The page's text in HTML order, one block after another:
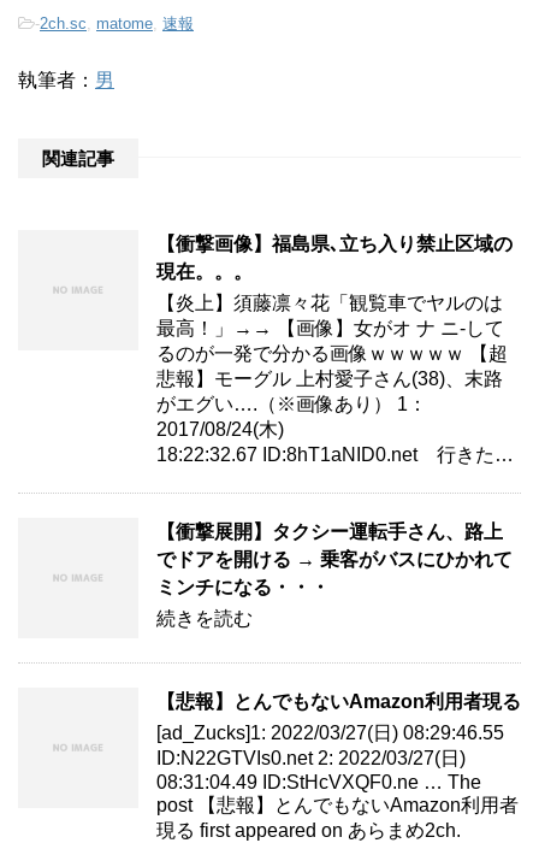
-2ch.sc matome 速報
執筆者： 男
関連記事
【衝撃画像】福島県､立ち入り禁止区域の
現在。。。
【炎上】須藤凛々花「観覧車でヤルのは
最高！」→→ 【画像】女がオ ナ ニ-して
るのが一発で分かる画像ｗｗｗｗｗ 【超
悲報】モーグル 上村愛子さん(38)、末路
がエグい….（※画像あり） 1：
2017/08/24(木)
18:22:32.67 ID:8hT1aNID0.net 行きた…
【衝撃展開】タクシー運転手さん、路上
でドアを開ける → 乗客がバスにひかれて
ミンチになる・・・
続きを読む
【悲報】とんでもないAmazon利用者現る
[ad_Zucks]1: 2022/03/27(日) 08:29:46.55
ID:N22GTVIs0.net 2: 2022/03/27(日)
08:31:04.49 ID:StHcVXQF0.ne … The
post 【悲報】とんでもないAmazon利用者
現る first appeared on あらまめ2ch.